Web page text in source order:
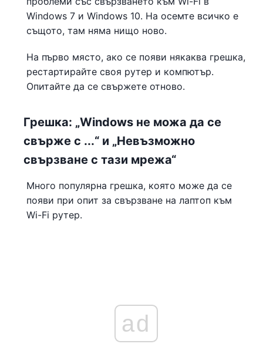
Windows 7 и Windows 10. На осемте всичко е
същото, там няма нищо ново.
На първо място, ако се появи някаква грешка,
рестартирайте своя рутер и компютър.
Опитайте да се свържете отново.
Грешка: „Windows не можа да се
свърже с ...“ и „Невъзможно
свързване с тази мрежа“
Много популярна грешка, която може да се
появи при опит за свързване на лаптоп към
Wi-Fi рутер.
ad